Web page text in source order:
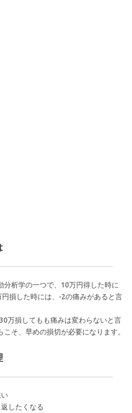
分析学の一つで、10万円得した時に
損した時には、-2の痛みがあると言
万損してもも痛みは変わらないと言
そ、早めの損切が必要になります。
したくなる